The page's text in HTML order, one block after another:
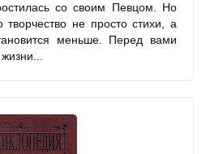
со своим Певцом. Но
творчество не просто стихи, а
меньше. Перед вами